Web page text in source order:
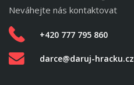
Neváhejte nás kontaktovat
+420 777 795 860
darce@daruj-hracku.cz